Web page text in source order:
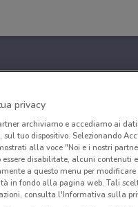
privacy
archiviamo e accediamo ai
tuo dispositivo. Selezionando
alla voce "Noi e i nostri
essere disabilitate, alcuni contenuti
a questo menu per
in fondo alla pagina web. Tali
consulta l'Informativa sulla